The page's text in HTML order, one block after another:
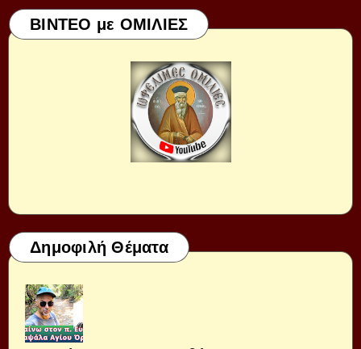
ΒΙΝΤΕΟ με ΟΜΙΛΙΕΣ
Δημοφιλή Θέματα